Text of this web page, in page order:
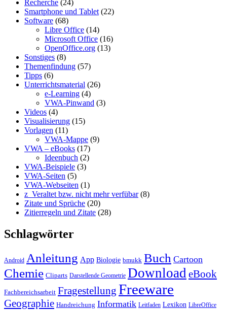
Recherche (24)
Smartphone und Tablet (22)
Software (68)
Libre Office (14)
Microsoft Office (16)
OpenOffice.org (13)
Sonstiges (8)
Themenfindung (57)
Tipps (6)
Unterrichtsmaterial (26)
e-Learning (4)
VWA-Pinwand (3)
Videos (4)
Visualisierung (15)
Vorlagen (11)
VWA-Mappe (9)
VWA – eBooks (17)
Ideenbuch (2)
VWA-Beispiele (3)
VWA-Seiten (5)
VWA-Webseiten (1)
z_Veraltet bzw. nicht mehr verfübar(8)
Zitate und Sprüche (20)
Zitierregeln und Zitate (28)
Schlagwörter
Android Anleitung App Biologie bmukk Buch Cartoon
Chemie Cliparts Darstellende Geometrie DownloadeBook
Fachbereichsarbeit Fragestellung Freeware
Geographie Handreichung Informatik Leitfaden Lexikon LibreOffice